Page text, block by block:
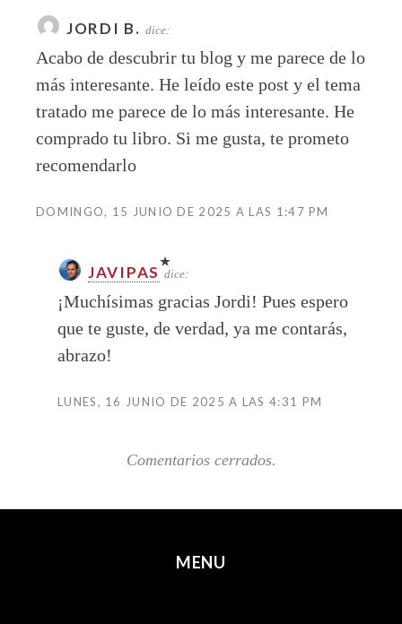
JORDI B. dice:
Acabo de descubrir tu blog y me parece de lo
más interesante. He leído este post y el tema
tratado me parece de lo más interesante. He
comprado tu libro. Si me gusta, te prometo
recomendarlo
DOMINGO, 15 JUNIO DE 2025 A LAS 1:47 PM
JAVIPAS dice:
¡Muchísimas gracias Jordi! Pues espero
que te guste, de verdad, ya me contarás,
abrazo!
LUNES, 16 JUNIO DE 2025 A LAS 4:31 PM
Comentarios cerrados.
MENU